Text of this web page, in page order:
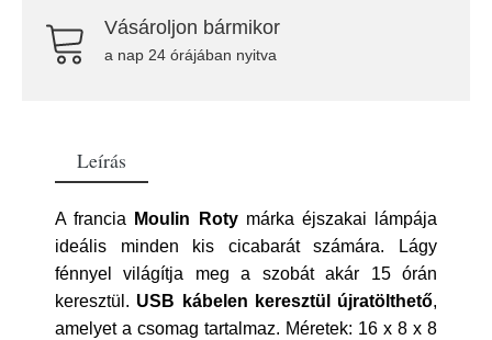
Vásároljon bármikor
a nap 24 órájában nyitva
Leírás
A francia Moulin Rotymárka éjszakai lámpája
ideális minden kis cicabarát számára. Lágy
fénnyel világítja meg a szobát akár 15 órán
keresztül. USB kábelen keresztül újratölthető,
amelyet a csomag tartalmaz. Méretek: 16 x 8 x 8